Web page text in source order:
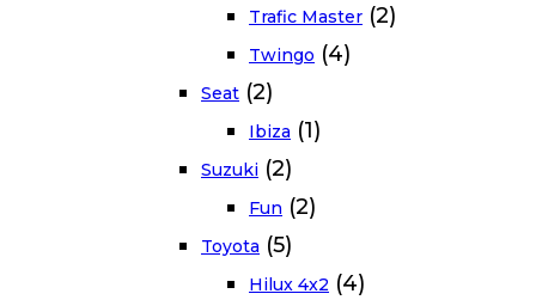
Trafic Master (2)
Twingo (4)
Seat (2)
Ibiza (1)
Suzuki (2)
Fun (2)
Toyota (5)
Hilux 4x2 (4)